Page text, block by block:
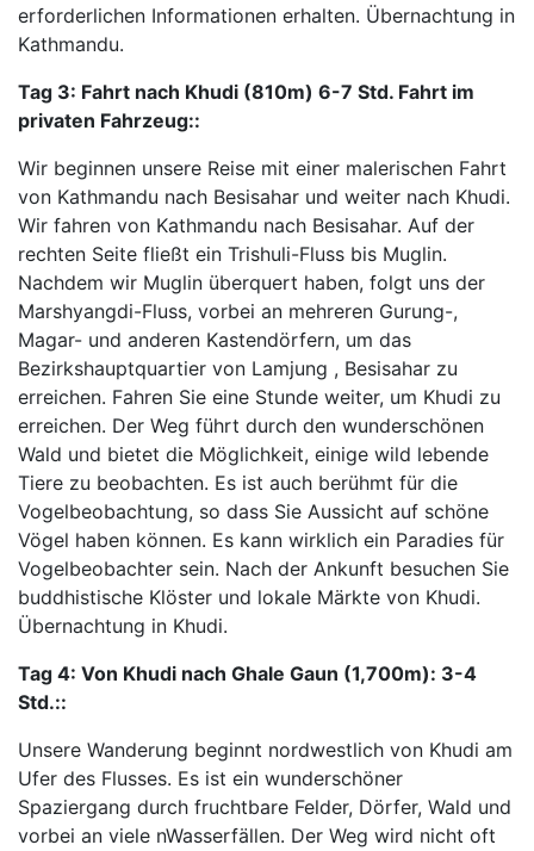
erforderlichen Informationen erhalten. Übernachtung in
Kathmandu.
Tag 3: Fahrt nach Khudi (810m) 6-7 Std. Fahrt im
privaten Fahrzeug::
Wir beginnen unsere Reise mit einer malerischen Fahrt
von Kathmandu nach Besisahar und weiter nach Khudi.
Wir fahren von Kathmandu nach Besisahar. Auf der
rechten Seite fließt ein Trishuli-Fluss bis Muglin.
Nachdem wir Muglin überquert haben, folgt uns der
Marshyangdi-Fluss, vorbei an mehreren Gurung-,
Magar- und anderen Kastendörfern, um das
Bezirkshauptquartier von Lamjung , Besisahar zu
erreichen. Fahren Sie eine Stunde weiter, um Khudi zu
erreichen. Der Weg führt durch den wunderschönen
Wald und bietet die Möglichkeit, einige wild lebende
Tiere zu beobachten. Es ist auch berühmt für die
Vogelbeobachtung, so dass Sie Aussicht auf schöne
Vögel haben können. Es kann wirklich ein Paradies für
Vogelbeobachter sein. Nach der Ankunft besuchen Sie
buddhistische Klöster und lokale Märkte von Khudi.
Übernachtung in Khudi.
Tag 4: Von Khudi nach Ghale Gaun (1,700m): 3-4
Std.::
Unsere Wanderung beginnt nordwestlich von Khudi am
Ufer des Flusses. Es ist ein wunderschöner
Spaziergang durch fruchtbare Felder, Dörfer, Wald und
vorbei an viele nWasserfällen. Der Weg wird nicht oft